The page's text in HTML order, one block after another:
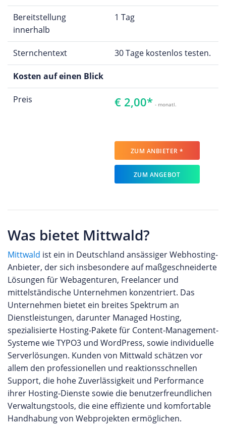
Bereitstellung
innerhalb
1 Tag
Sternchentext 30 Tage kostenlos testen.
Kosten auf einen Blick
Preis € 2,00* - monatl.
ZUM ANBIETER *
ZUM ANGEBOT
Was bietet Mittwald?
Mittwald ist ein in Deutschland ansässiger Webhosting-
Anbieter, der sich insbesondere auf maßgeschneiderte
Lösungen für Webagenturen, Freelancer und
mittelständische Unternehmen konzentriert. Das
Unternehmen bietet ein breites Spektrum an
Dienstleistungen, darunter Managed Hosting,
spezialisierte Hosting-Pakete für Content-Management-
Systeme wie TYPO3 und WordPress, sowie individuelle
Serverlösungen. Kunden von Mittwald schätzen vor
allem den professionellen und reaktionsschnellen
Support, die hohe Zuverlässigkeit und Performance
ihrer Hosting-Dienste sowie die benutzerfreundlichen
Verwaltungstools, die eine effiziente und komfortable
Handhabung von Webprojekten ermöglichen.